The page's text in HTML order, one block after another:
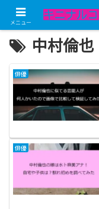
中村倫也
俳優
俳優
メニュー